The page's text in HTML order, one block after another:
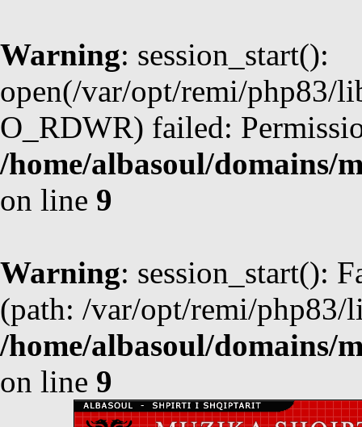
Warning: session_start():
open(/var/opt/remi/php83/
O_RDWR) failed:
/home/albasoul/domains/
on line 9
Warning: session_start():
(path: /var/opt/remi/php83/
/home/albasoul/domains/
on line 9